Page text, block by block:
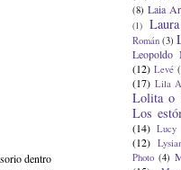
dentro
(8) Laia
(1)
Román (3)
Leopoldo
(12) Levé
(17) Lila
Lolita o
Los
(14) Lucy
(12)
Photo (4)